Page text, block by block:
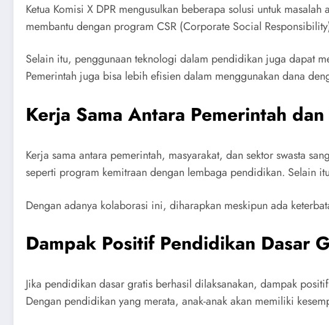
Ketua Komisi X DPR mengusulkan beberapa solusi untuk
membantu dengan program CSR (Corporate Social
Selain itu, penggunaan teknologi dalam pendidikan juga dapat
Pemerintah juga bisa lebih efisien dalam menggunakan dana
Kerja Sama Antara Pemerintah
Kerja sama antara pemerintah, masyarakat, dan sektor swasta
seperti program kemitraan dengan lembaga pendidikan. Selain
Dengan adanya kolaborasi ini, diharapkan meskipun ada
Dampak Positif Pendidikan Dasar
Jika pendidikan dasar gratis berhasil dilaksanakan, dampak
Dengan pendidikan yang merata, anak-anak akan memiliki